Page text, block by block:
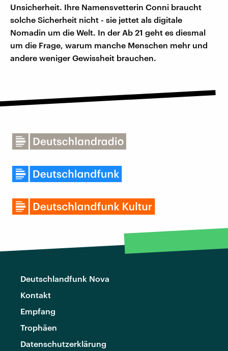
Unsicherheit. Ihre Namensvetterin Conni braucht
solche Sicherheit nicht - sie jettet als digitale
Nomadin um die Welt. In der Ab 21 geht es diesmal
um die Frage, warum manche Menschen mehr und
andere weniger Gewissheit brauchen.
Deutschlandfunk Nova
Kontakt
Empfang
Trophäen
Datenschutzerklärung